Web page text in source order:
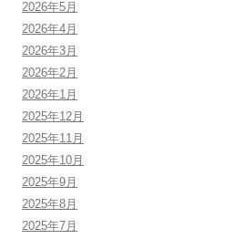
2026年5月
2026年4月
2026年3月
2026年2月
2026年1月
2025年12月
2025年11月
2025年10月
2025年9月
2025年8月
2025年7月